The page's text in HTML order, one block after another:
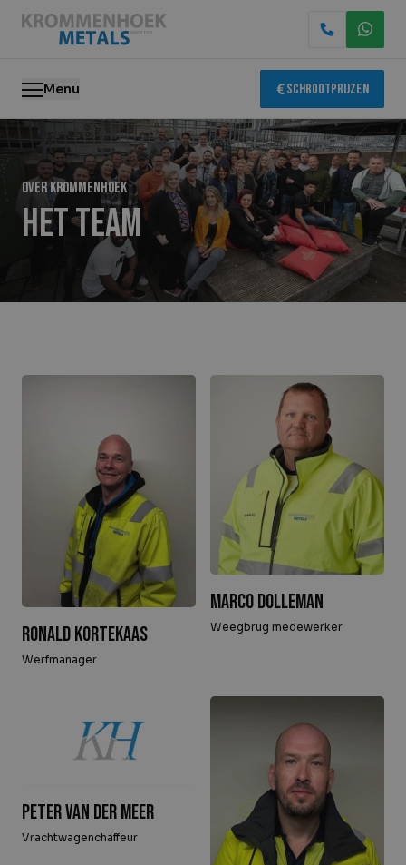
Menu Schrootprijzen
Oude metalen
Elektronica recycling
Slopen & demontage
Katalysator recycling
Werken bij
Direct inleveren Ophaalservice
Over krommenhoek
Het team
Ronald Kortekaas
Werfmanager
Marco Dolleman
Weegbrug medewerker
Peter van der Meer
Vrachtwagenchaffeur